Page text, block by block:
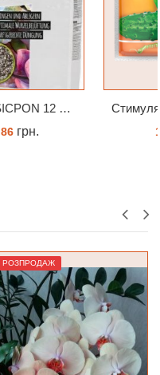
Cтимулятор Кіссон Епін +
РОЗПРОДАЖ